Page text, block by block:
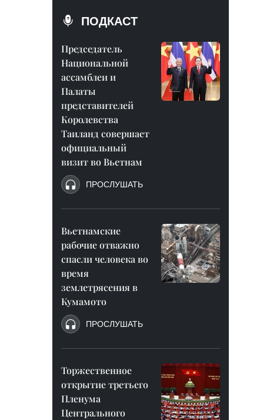
ПОДКАСТ
Председатель
Национальной
ассамблеи и
Палаты
представителей
Королевства
Таиланд совершает
официальный
визит во Вьетнам
ПРОСЛУШАТЬ
Вьетнамские
рабочие отважно
спасли человека во
время
землетрясения в
Кумамото
ПРОСЛУШАТЬ
Торжественное
открытие третьего
Пленума
Центрального